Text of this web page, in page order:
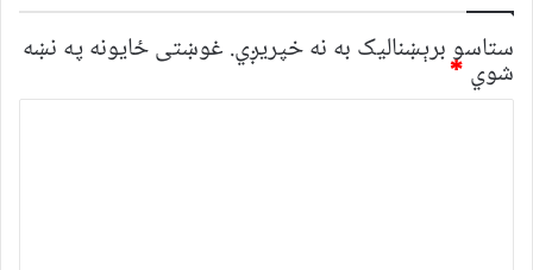
ستاسو برېښناليک به نه خپريږي. غوښتى ځایونه په نښه
شوي *